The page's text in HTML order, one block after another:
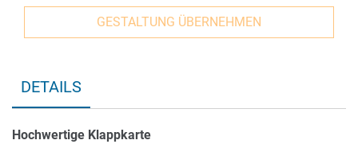
GESTALTUNG ÜBERNEHMEN
DETAILS
Hochwertige Klappkarte